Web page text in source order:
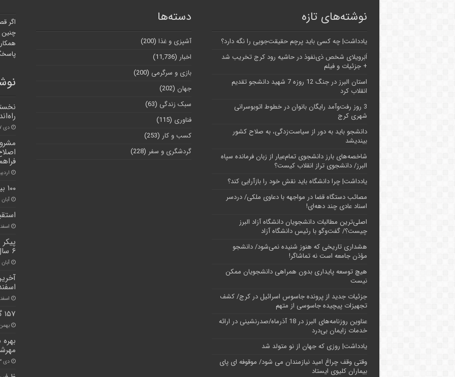
نوشته‌های تازه
یادداشت| ‌چه کسی باید پرچم حقیقت‌جویی را نگه دارد؟
اَبَر‌ویلای شخص ذی‌نفوذ در حاشیه‌ رود کرج تخریب شد
+ جزئیات و فیلم
استان البرز در جنگ 12 روزه 7 شهید دانشجو تقدیم
انقلاب کرد
3 روز رفت‌وآمد رایگان بانوان در خطوط اتوبوسرانی
شهری کرج
دانشجو باید به دور از سیاست‌زدگی، به صلاح کشور
بیندیشد
شاخصه‌های بارز دانشجوی تمام‌عیار از زبان فرمانده سپاه
البرز/ دانشجوی تراز انقلاب کیست؟
یادداشت| چرا دانشگاه باید نقش خود را بازآرایی کند؟
مصائب دستگاه قضا در مواجهه با دعاوی ملکی/ دردسر
اسناد عادی چند‌ دهه‌ای!
اصلی‌ترین مطالبات دانشجویان دانشگاه آزاد البرز
چیست؟/ گفت‌وگو با رئیس دانشگاه آز‌اد
هشداری تاریخی که هنوز شنیده نمی‌شود/ دانشجو
مؤذن جامعه است نه تماشاگر!
هیچ توسعه پایداری بدون همراهی دانشجویان ممکن
نیست
جزئیات جدید از پرونده جاسوس اسرائیل در کرج/‌ کشف
تجهیزات پیچیده جاسوسی از متهم
عناوین روزنامه‌های البرز در ‌18 آذرماه/صدرنشینی در ارائه
خدمات زایمان بی‌درد
یادداشت| روزی که جهان از نو متولد شد
وقتی وقف چراغ امید نیازمندان می شود/ موقوفه ای پای
بیماران کلیوی ایستاد
دسته‌ها
آشپزی و غذا (200)
اخبار (11,736)
بازی و سرگرمی (200)
جهان (202)
سبک زندگی (63)
فناوری (115)
کسب و کار (253)
گردشگری و سفر (228)
اگر
چنین
دی ۱۷, ۱۴۰۰
۱۰۰ بیمار کووید ۱۹ در البرز بستری شدند
آبان ۳۰, ۱۴۰۰
اسفند
۶ سال شناسایی شد
آبان ۳۰, ۱۴۰۰
اسفند
۱۵۷ گلزار شهدا در سراسر البرز گلباران شد
بهمن ۱۵,
دی ۲۳, ۱۴۰۰